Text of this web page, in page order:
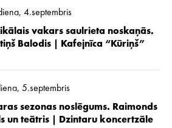
4.septembris
vakars saulrieta noskaņās.
Balodis | Kafejnīca “Kūriņš”
5.septembris
sezonas noslēgums. Raimonds
un teātris | Dzintaru koncertzāle